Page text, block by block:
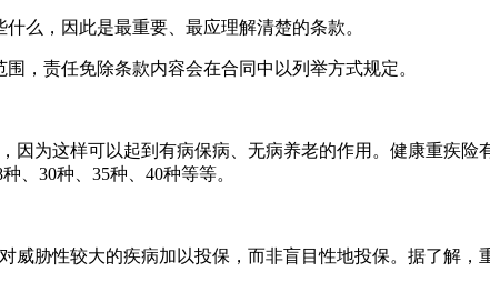
么，因此是最重要、最应理解清楚的条款。
，责任免除条款内容会在合同中以列举方式规定。
为这样可以起到有病保病、无病养老的作用。健康重疾
、30种、35种、40种等等。
胁性较大的疾病加以投保，而非盲目性地投保。据了解，